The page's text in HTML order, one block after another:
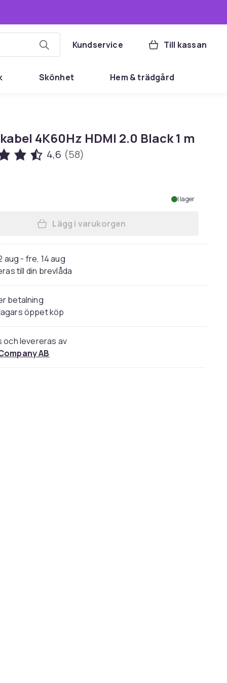
Kundservice Till kassan
Skönhet Hem & trädgård
4K60Hz HDMI 2.0 Black 1 m
4,6 (58)
I lager
Lägg till HDMI-kabel 4K60Hz HDMI
Lägg i varukorgen
aug - fre, 14 aug
till din brevlåda
betalning
öppet köp
och levereras av
AB